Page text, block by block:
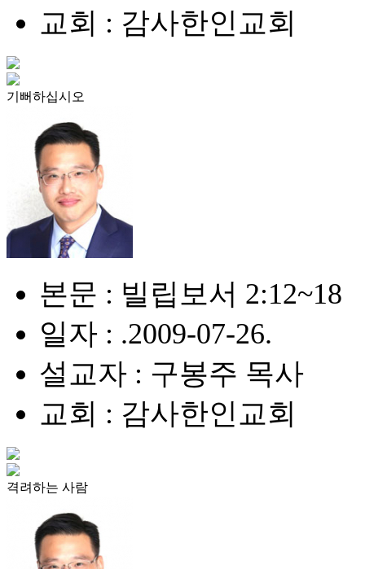
교회 : 감사한인교회
기뻐하십시오
본문 : 빌립보서 2:12~18
일자 : .2009-07-26.
설교자 : 구봉주 목사
교회 : 감사한인교회
격려하는 사람